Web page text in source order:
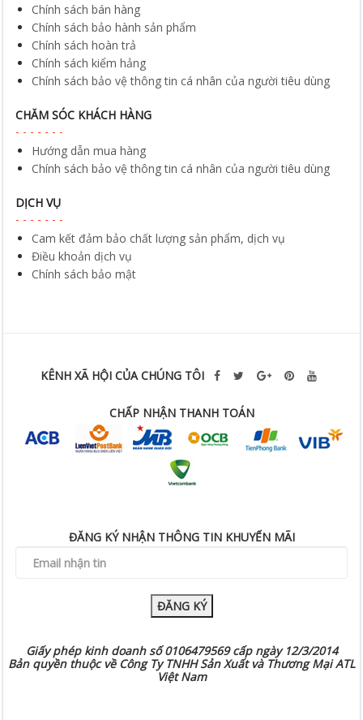
Chính sách bán hàng
Chính sách bảo hành sản phẩm
Chính sách hoàn trả
Chính sách kiểm hảng
Chính sách bảo vệ thông tin cá nhân của người tiêu dùng
CHĂM SÓC KHÁCH HÀNG
Hướng dẫn mua hàng
Chính sách bảo vệ thông tin cá nhân của người tiêu dùng
DỊCH VỤ
Cam kết đảm bảo chất lượng sản phẩm, dịch vụ
Điều khoản dịch vụ
Chính sách bảo mật
KÊNH XÃ HỘI CỦA CHÚNG TÔI
CHẤP NHẬN THANH TOÁN
ĐĂNG KÝ NHẬN THÔNG TIN KHUYẾN MÃI
ĐĂNG KÝ
Giấy phép kinh doanh số 0106479569 cấp ngày 12/3/2014
Bản quyền thuộc về Công Ty TNHH Sản Xuất và Thương Mại ATL
Việt Nam